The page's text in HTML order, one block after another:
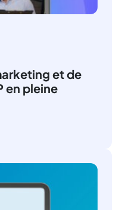
et de
en pleine